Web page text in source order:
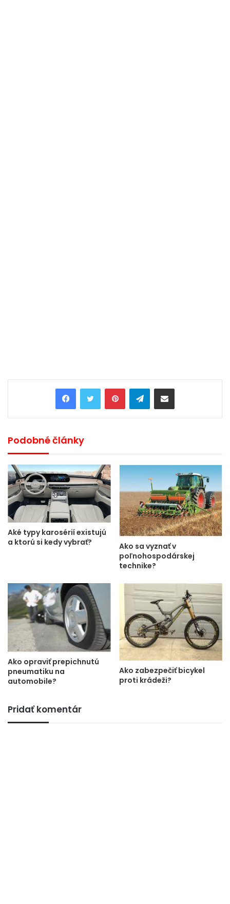
PinterestTelegramShare via Email
Podobné články
Aké typy karosérií existujú
a ktorú si kedy vybrať?
Ako sa vyznať v
poľnohospodárskej
technike?
Ako opraviť prepichnutú
pneumatiku na
automobile?
Ako zabezpečiť bicykel
proti krádeži?
Pridať komentár